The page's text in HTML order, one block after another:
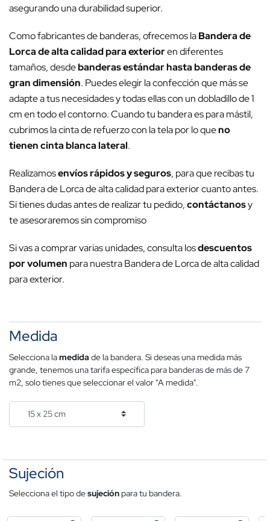
asegurando una durabilidad superior.
Como fabricantes de banderas, ofrecemos laBandera de
Lorca de alta calidad para exterioren diferentes
tamaños, desdebanderas estándar hasta banderas de
gran dimensión. Puedes elegir la confección que más se
adapte a tus necesidades y todas ellas con un dobladillo de 1
cm en todo el contorno. Cuando tu bandera es para mástil,
cubrimos la cinta de refuerzo con la tela por lo queno
tienen cinta blanca lateral.
Realizamosenvíos rápidos y seguros, para que recibas tu
Bandera de Lorca de alta calidad para exterior cuanto antes.
Si tienes dudas antes de realizar tu pedido,contáctanosy
te asesoraremos sin compromiso
Si vas a comprar varias unidades, consulta losdescuentos
por volumen para nuestra Bandera de Lorca de alta calidad
para exterior.
Medida
Selecciona lamedida de la bandera. Si deseas una medida más
grande, tenemos una tarifa específica para banderas de más de 7
m2, solo tienes que seleccionar el valor "A medida".
Sujeción
Selecciona el tipo desujeciónpara tu bandera.